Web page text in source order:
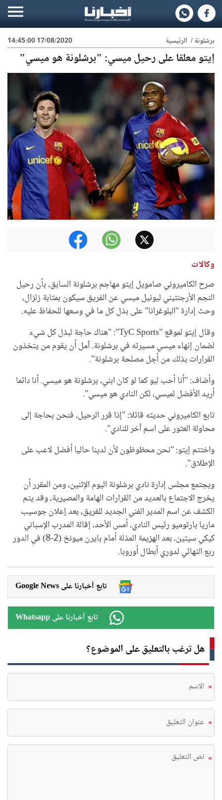
17/08/2020 14:45:00 برشلونة/ الرئيسية
إيتو معلقا على رحيل ميسي: "برشلونة هو ميسي"
وكالات
صرح الكاميروني صامويل إيتو مهاجم برشلونة السابق، بأن رحيل
النجم الأرجنتيني ليونيل ميسي عن الفريق سيكون بمثابة زلزال،
وحث إدارة "البلوغرانا" على بذل كل ما في وسعها للحفاظ عليه.
وقال إيتو لموقع "TyC Sports": "هناك حاجة لبذل كل شيء
لضمان إنهاء ميسي مسيرته في برشلونة. آمل أن يقوم من يتخذون
القرارات بذلك من أجل مصلحة برشلونة".
وأضاف: "أنا أحب ليو كما لو كان ابني، برشلونة هو ميسي. أنا دائما
أريد الأفضل لميسي، لكن النادي هو ميسي".
تابع الكاميروني حديثه قائلا: "إذا قرر الرحيل، فنحن بحاجة إلى
محاولة العثور على اسم آخر للنادي".
واختتم إيتو: "نحن محظوظون لأن لدينا حاليا أفضل لاعب على
الإطلاق".
ويجتمع مجلس إدارة نادي برشلونة اليوم الإثنين، ومن المقرر أن
يخرج الاجتماع بالعديد من القرارات الهامة والمصيرية، وقد يتم
الكشف عن اسم المدير الفني الجديد للفريق، بعد إعلان جوسيب
ماريا بارتوميو رئيس النادي، أمس الأحد، إقالة المدرب الإسباني
كيكي سيتين، بعد الهزيمة المذلة أمام بايرن ميونخ (2-8) في الدور
ربع النهائي لدوري أبطال أوروبا.
Google News تابع أخبارنا على
Whatsapp تابع أخبارنا على
هل ترغب بالتعليق على الموضوع؟
*
*
*